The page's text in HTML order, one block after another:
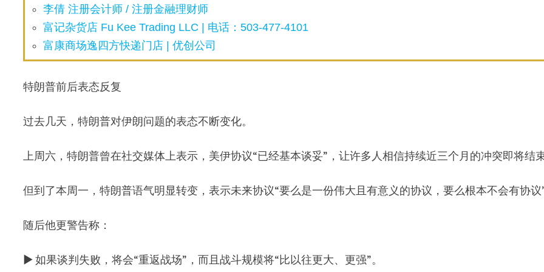
李倩 注册会计师 / 注册金融理财师
富记杂货店 Fu Kee Trading LLC | 电话：503-477-4101
富康商场逸四方快递门店 | 优创公司
特朗普前后表态反复
过去几天，特朗普对伊朗问题的表态不断变化。
上周六，特朗普曾在社交媒体上表示，美伊协议“已经基本谈妥”，让许多人相信持续近三个月的冲突即将结束
但到了本周一，特朗普语气明显转变，表示未来协议“要么是一份伟大且有意义的协议，要么根本不会有协议”
随后他更警告称：
▶ 如果谈判失败，将会“重返战场”，而且战斗规模将“比以往更大、更强”。